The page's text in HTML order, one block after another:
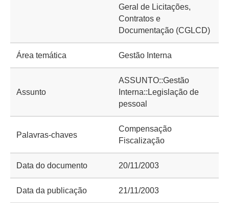
Geral de Licitações,
Contratos e
Documentação (CGLCD)
Área temática Gestão Interna
Assunto
ASSUNTO::Gestão
Interna::Legislação de
pessoal
Palavras-chaves
Compensação
Fiscalização
Data do documento 20/11/2003
Data da publicação 21/11/2003